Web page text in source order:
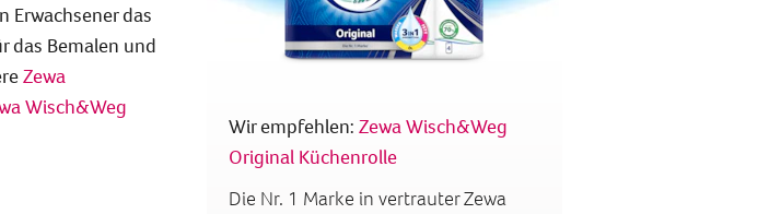
Wir empfehlen: Zewa Wisch&Weg
Original Küchenrolle
Die Nr. 1 Marke in vertrauter Zewa
Erwachsener das
das Bemalen und
Zewa
Wisch&Weg